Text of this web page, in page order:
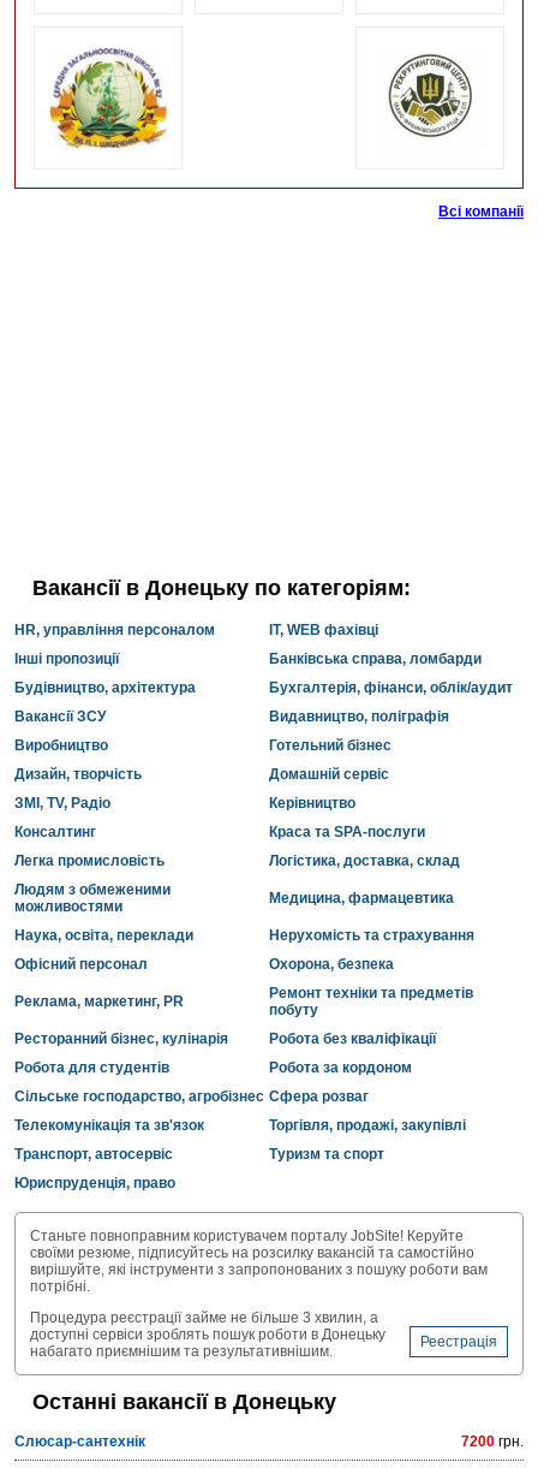
Всі компанії
Вакансії в Донецьку по категоріям:
HR, управління персоналом
IT, WEB фахівці
Інші пропозиції
Банківська справа, ломбарди
Будівництво, архітектура
Бухгалтерія, фінанси, облік/аудит
Вакансії ЗСУ
Видавництво, поліграфія
Виробництво
Готельний бізнес
Дизайн, творчість
Домашній сервіс
ЗМІ, TV, Радіо
Керівництво
Консалтинг
Краса та SPA-послуги
Легка промисловість
Логістика, доставка, склад
Людям з обмеженими
можливостями
Медицина, фармацевтика
Наука, освіта, переклади
Нерухомість та страхування
Офісний персонал
Охорона, безпека
Реклама, маркетинг, PR
Ремонт техніки та предметів
побуту
Ресторанний бізнес, кулінарія
Робота без кваліфікації
Робота для студентів
Робота за кордоном
Сільське господарство, агробізнес Сфера розваг
Телекомунікація та зв'язок
Торгівля, продажі, закупівлі
Транспорт, автосервіс
Туризм та спорт
Юриспруденція, право
Станьте повноправним користувачем порталу JobSite! Керуйте
своїми резюме, підписуйтесь на розсилку вакансій та самостійно
вирішуйте, які інструменти з запропонованих з пошуку роботи вам
потрібні.
Процедура реєстрації займе не більше 3 хвилин, а
доступні сервіси зроблять пошук роботи в Донецьку
набагато приємнішим та результативнішим.
Реестрація
Останні вакансії в Донецьку
Слюсар-сантехнік 7200 грн.